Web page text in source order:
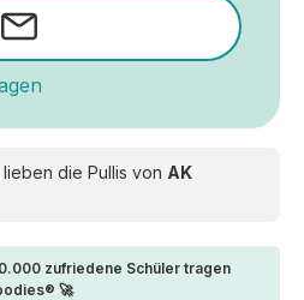
lieben die Pullis von AK
zufriedene Schüler tragen
🚀